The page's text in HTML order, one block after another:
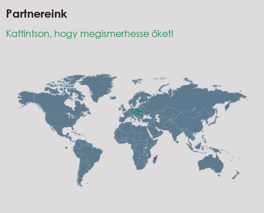
Partnereink
Kattintson, hogy megismerhesse őket!